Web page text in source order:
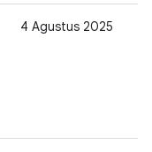
4 Agustus 2025